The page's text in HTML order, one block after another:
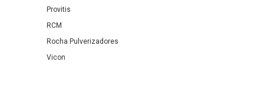
Provitis
RCM
Rocha Pulverizadores
Vicon